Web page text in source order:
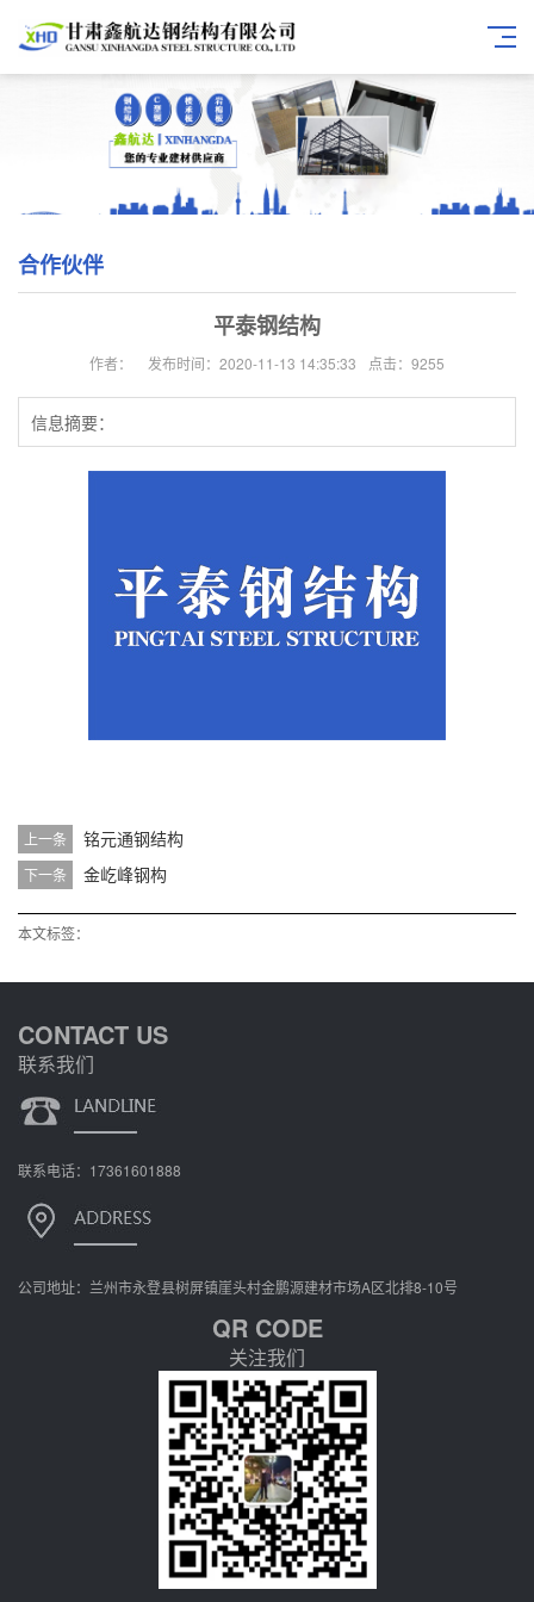
合作伙伴
平泰钢结构
作者： 发布时间：2020-11-13 14:35:33 点击：9255
信息摘要：
上一条 铭元通钢结构
下一条 金屹峰钢构
本文标签：
CONTACT US
联系我们
联系电话：17361601888
公司地址：兰州市永登县树屏镇崖头村金鹏源建材市场A区北排8-10号
QR CODE
关注我们